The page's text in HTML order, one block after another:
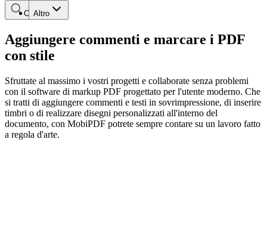
Altro
Cerca
Aggiungere commenti e marcare i PDF
con stile
Sfruttate al massimo i vostri progetti e collaborate senza problemi
con il software di markup PDF progettato per l'utente moderno. Che
si tratti di aggiungere commenti e testi in sovrimpressione, di inserire
timbri o di realizzare disegni personalizzati all'interno del
documento, con MobiPDF potrete sempre contare su un lavoro fatto
a regola d'arte.